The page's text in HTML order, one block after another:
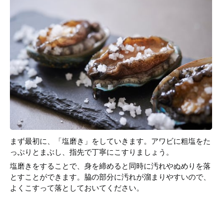
まず最初に、「塩磨き」をしていきます。アワビに粗塩をた
っぷりとまぶし、指先で丁寧にこすりましょう。
塩磨きをすることで、身を締めると同時に汚れやぬめりを落
とすことができます。脇の部分に汚れが溜まりやすいので、
よくこすって落としておいてください。